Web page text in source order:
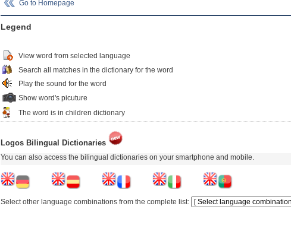
Go to Homepage
Legend
View word from selected language
Search all matches in the dictionary for the word
Play the sound for the word
Show word's picuture
The word is in children dictionary
Logos Bilingual Dictionaries
You can also access the bilingual dictionaries on your smartphone and mobile.
Select other language combinations from the complete list: